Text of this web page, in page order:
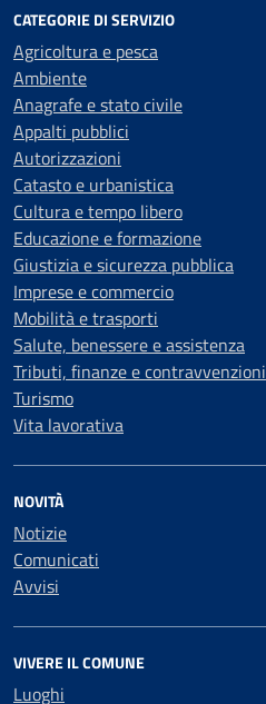
CATEGORIE DI SERVIZIO
Agricoltura e pesca
Ambiente
Anagrafe e stato civile
Appalti pubblici
Autorizzazioni
Catasto e urbanistica
Cultura e tempo libero
Educazione e formazione
Giustizia e sicurezza pubblica
Imprese e commercio
Mobilità e trasporti
Salute, benessere e assistenza
Tributi, finanze e contravvenzioni
Turismo
Vita lavorativa
NOVITÀ
Notizie
Comunicati
Avvisi
VIVERE IL COMUNE
Luoghi